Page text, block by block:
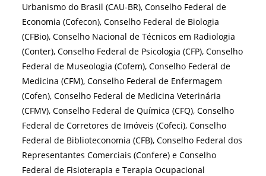
Urbanismo do Brasil (CAU-BR), Conselho Federal de
Economia (Cofecon), Conselho Federal de Biologia
(CFBio), Conselho Nacional de Técnicos em Radiologia
(Conter), Conselho Federal de Psicologia (CFP), Conselho
Federal de Museologia (Cofem), Conselho Federal de
Medicina (CFM), Conselho Federal de Enfermagem
(Cofen), Conselho Federal de Medicina Veterinária
(CFMV), Conselho Federal de Química (CFQ), Conselho
Federal de Corretores de Imóveis (Cofeci), Conselho
Federal de Biblioteconomia (CFB), Conselho Federal dos
Representantes Comerciais (Confere) e Conselho
Federal de Fisioterapia e Terapia Ocupacional